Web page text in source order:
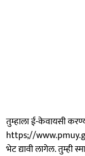
तुम्हाला ई-केवायसी
https;//
भेट द्यावी लागेल. तुम्ही